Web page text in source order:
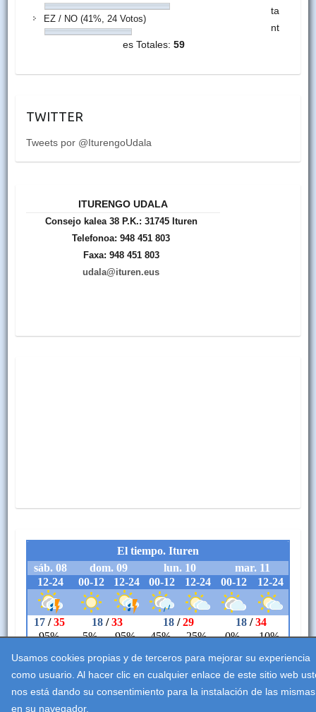
Usamos cookies propias y de terceros para mejorar su experiencia
como usuario. Al hacer clic en cualquier enlace de este sitio web
nos está dando su consentimiento para la instalación de las mismas
en su navegador.
EZ / NO (41%, 24 Votos)
ta
nt
es Totales:59
TWITTER
Tweets por @IturengoUdala
ITURENGO UDALA
Consejo kalea 38 P.K.: 31745 Ituren
Telefonoa: 948 451 803
Faxa: 948 451 803
udala@ituren.eus